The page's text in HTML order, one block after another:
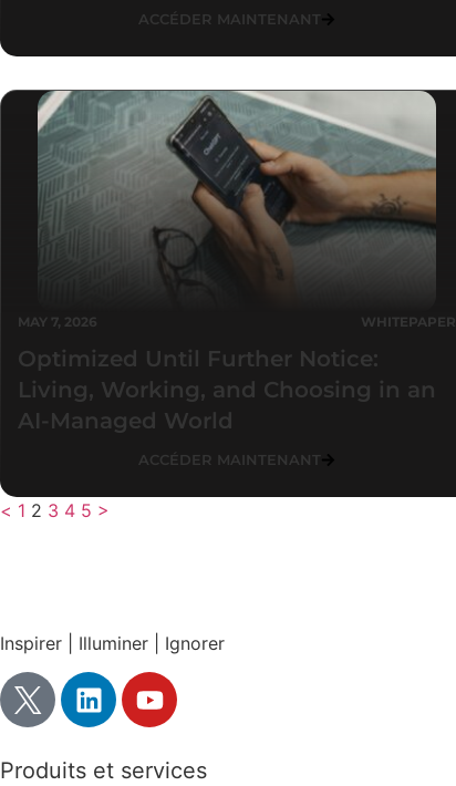
ACCÉDER MAINTENANT
MAY 7, 2026 WHITEPAPER
Optimized Until Further Notice:
Living, Working, and Choosing in an
AI-Managed World
ACCÉDER MAINTENANT
< 1 2 3 4 5 >
Inspirer | Illuminer | Ignorer
Produits et services